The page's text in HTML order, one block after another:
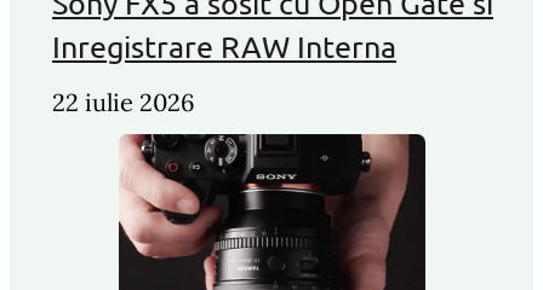
Inregistrare RAW Interna
22 iulie 2026